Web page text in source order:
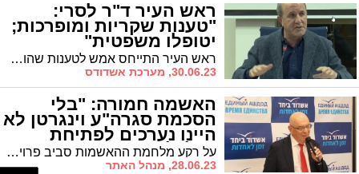
ראש העיר ד"ר לסרי:
"טענות שקריות ומופרכות;
יטופלו משפטית"
ראש העיר התייחס אמש לטענות שהושמעו לפיהן הוא השתמש בכספי ציבור לצרכי תעמולת בחירות והבהיר: "מדובר בהשמצה חסרת בסיס ובהוצאת דיבה לשמה, שגם תטופל משפטית"
30.06.23, מערכת אשדודס
האשמה חמורה: "בלי
הסכמת סגרה"ע וינגרטן לא
היינו נערכים לפתיחת
הגלגל הענק בשבת" על רקע מלחמת ההאשמות סביב פרויקט הגלגל ענק והקאנטרי מבהיר סגן ראש העיר שמעון כצנלסון: "לא היינו יוצאים לדרך ומשקיעים 4 שנים של עבודה ללא ההסכמה של סגן ראש העיר הרב יחיאל ויינגרטן" * אגודת ישראל בתגובה: "עוד נסיון נואש של מועמד חסר סיכוי לתדלק מאבק דת בעיר"
28.06.23, מנהל האתר